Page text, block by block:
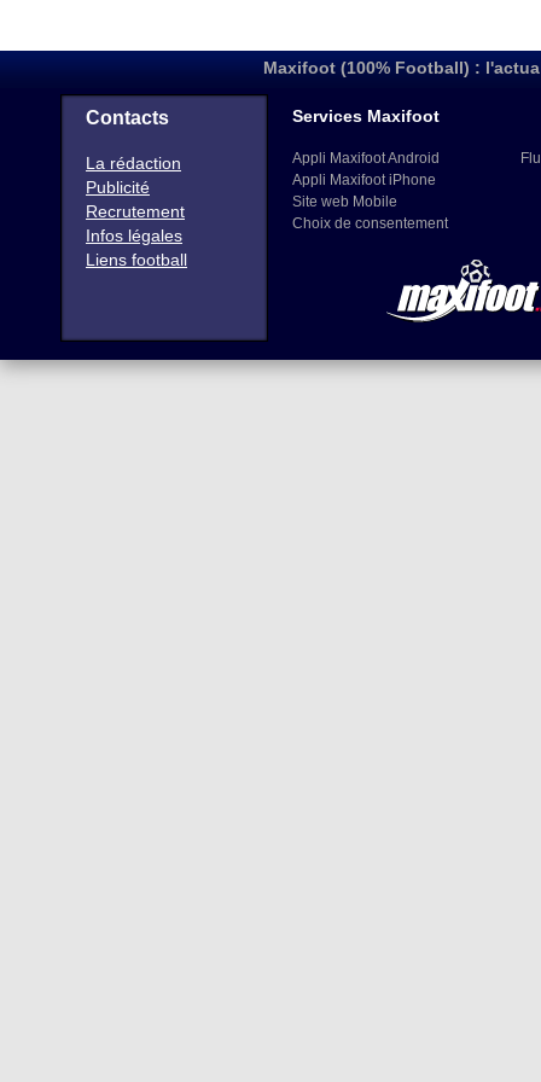
Maxifoot (100% Football) :
Contacts
La rédaction
Publicité
Recrutement
Infos légales
Liens football
Services Maxifoot
Appli Maxifoot Android
Appli Maxifoot iPhone
Site web Mobile
Choix de consentement